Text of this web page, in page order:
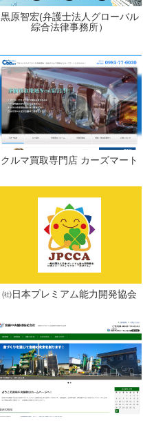
黒原智宏(弁護士法人グローバル
綜合法律事務所）
クルマ買取専門店 カーズマート
㈳日本プレミアム能力開発協会